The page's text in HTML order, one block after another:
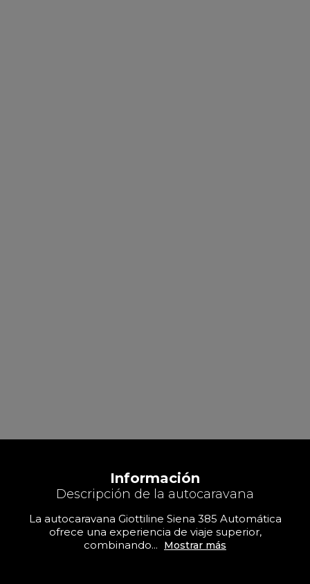
Información
Descripción de la autocaravana
La autocaravana Giottiline Siena 385 Automática
ofrece una experiencia de viaje superior,
combinando...
Mostrar más